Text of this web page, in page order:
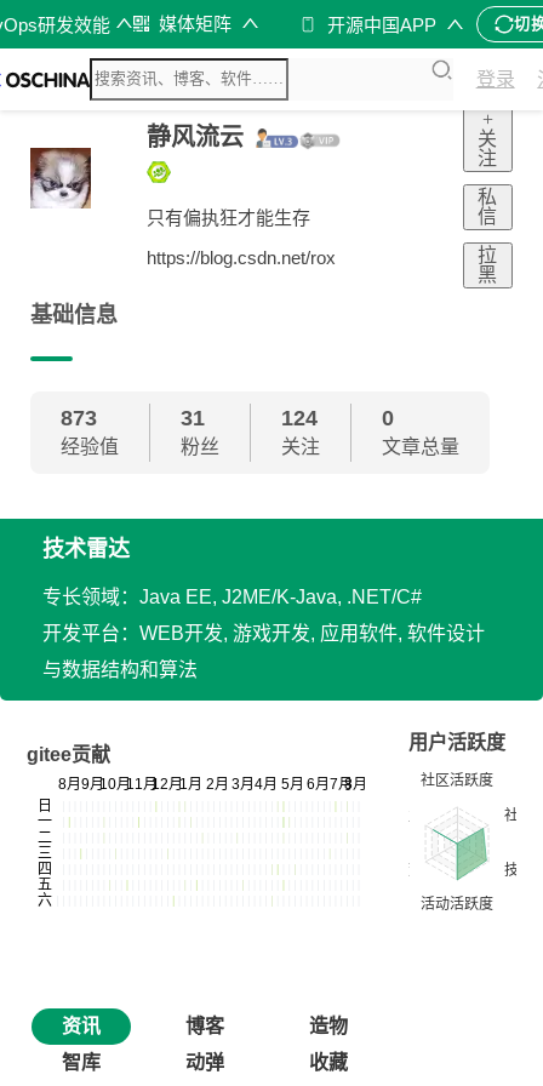
研发效能 媒体矩阵 开源中国APP 切
登录
静风流云
只有偏执狂才能生存
https://blog.csdn.net/rox
+
关
注
私
信
拉
黑
基础信息
873
经验值
31
粉丝
124
关注
0
文章总量
技术雷达
专长领域：Java EE, J2ME/K-Java, .NET/C#
开发平台：WEB开发, 游戏开发, 应用软件, 软件设计
与数据结构和算法
gitee贡献
用户活跃度
资讯 博客
造物
智库
动弹 收藏